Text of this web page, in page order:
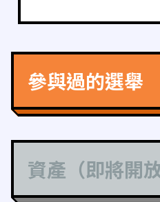
參與過的選舉
資產（即將開放